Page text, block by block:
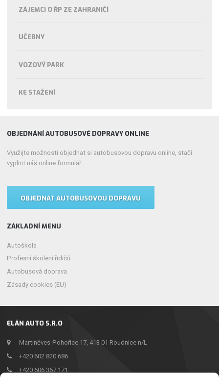
ZÁJEMCI O ŘP ZE ZAHRANIČÍ
UČEBNY
VOZOVÝ PARK
KE STAŽENÍ
ELÁN AUTO S.R.O
Martiněves-Pohořice 17, 413 01 Roudnice n/L
+420 602 820 686
+420 606 367 171
OBJEDNÁNÍ AUTOBUSOVÉ DOPRAVY ONLINE
Využijte možnosti objednat si autobusovou dopravu online, stačí
vyplnit náš online formulář.
OBJEDNAT AUTOBUSOVOU DOPRAVU
ZÁKLADNÍ MENU
Autoškola
Profesní školení řidičů
Autobusová doprava
Zásady cookies (EU)